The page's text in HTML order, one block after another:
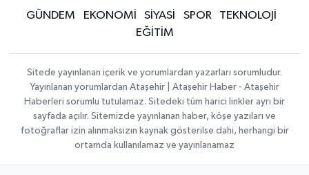
GÜNDEM EKONOMİ SİYASİ SPOR
TEKNOLOJİ
EĞİTİM
Sitede yayınlanan içerik ve yorumlardan yazarları sorumludur.
Yayınlanan yorumlardan Ataşehir | Ataşehir Haber - Ataşehir
Haberleri sorumlu tutulamaz. Sitedeki tüm harici linkler ayrı bir
sayfada açılır. Sitemizde yayınlanan haber, köşe yazıları ve
fotoğraflar izin alınmaksızın kaynak gösterilse dahi, herhangi bir
ortamda kullanılamaz ve yayınlanamaz